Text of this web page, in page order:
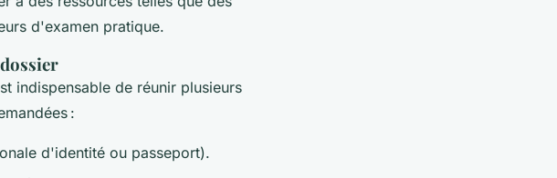
d'examen pratique.
indispensable de réunir plusieurs
:
d'identité ou passeport).